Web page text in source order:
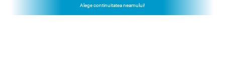
Alege continuitatea neamului!